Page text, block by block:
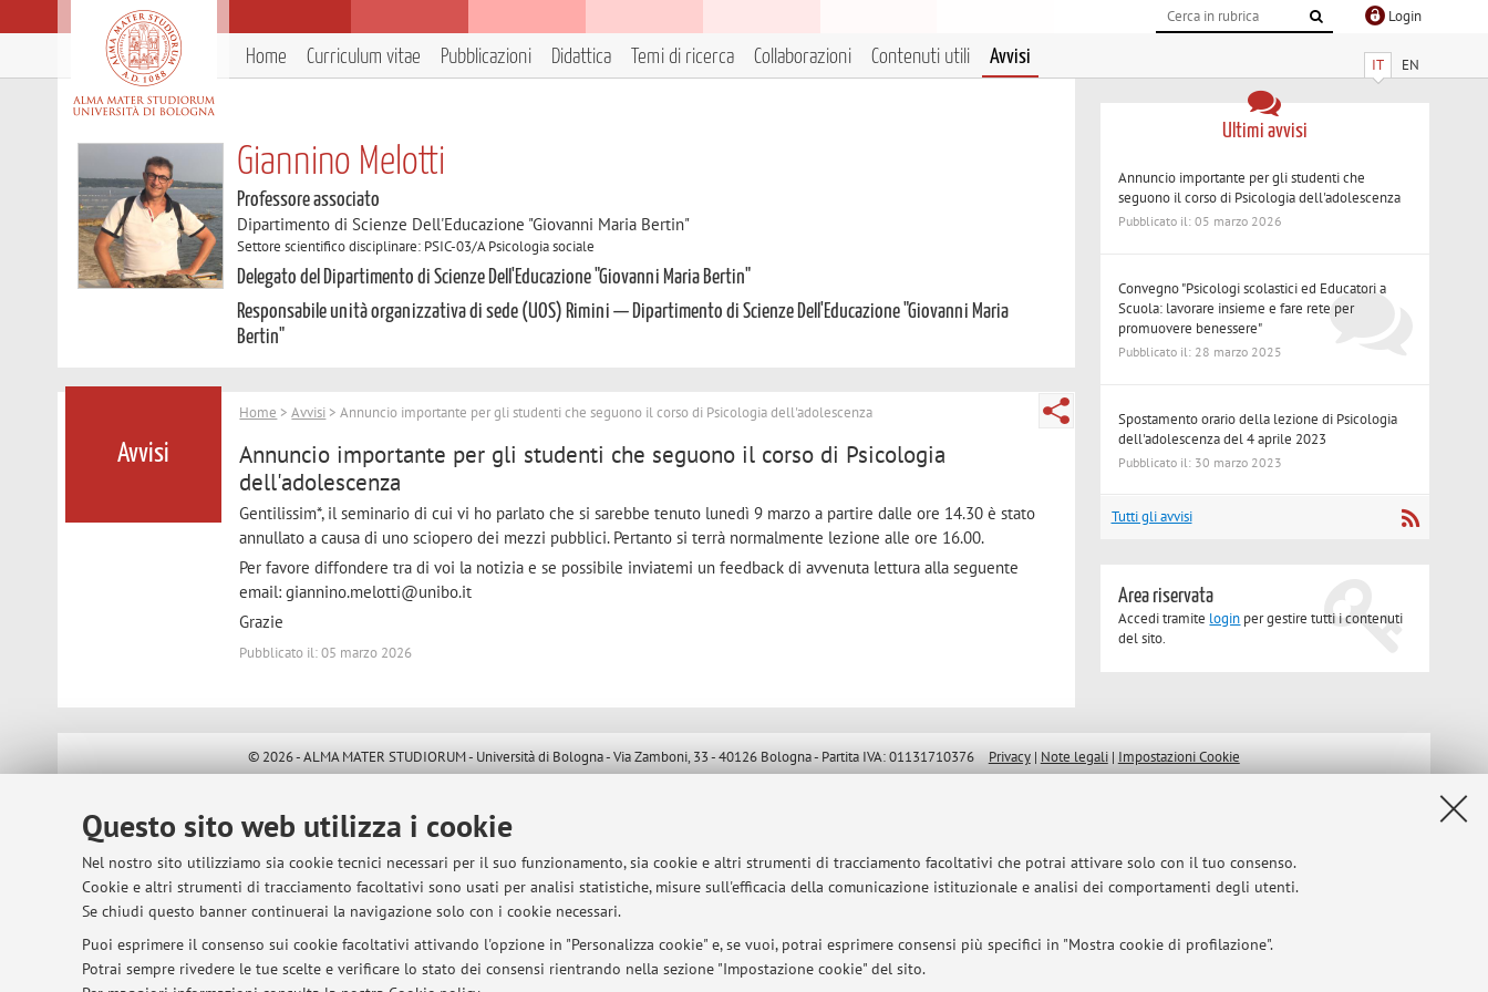
Questo sito web utilizza i cookie
Nel nostro sito utilizziamo sia cookie tecnici necessari per il suo funzionamento, sia cookie e altri strumenti di tracciamento facoltativi che potrai attivare solo con il tuo consenso.
Cookie e altri strumenti di tracciamento facoltativi sono usati per analisi statistiche, misure sull'efficacia della comunicazione istituzionale e analisi dei comportamenti degli utenti.
Se chiudi questo banner continuerai la navigazione solo con i cookie necessari.
Puoi esprimere il consenso sui cookie facoltativi attivando l'opzione in "Personalizza cookie" e, se vuoi, potrai esprimere consensi più specifici in "Mostra cookie di profilazione".
Potrai sempre rivedere le tue scelte e verificare lo stato dei consensi rientrando nella sezione "Impostazione cookie" del sito.
Login
IT EN
Home Curriculum vitae Pubblicazioni Didattica Temi di ricerca Collaborazioni Contenuti utili Avvisi
Giannino Melotti
Professore associato
Dipartimento di Scienze Dell'Educazione "Giovanni Maria Bertin"
Settore scientifico disciplinare: PSIC-03/A Psicologia sociale
Delegato del Dipartimento di Scienze Dell'Educazione "Giovanni Maria Bertin"
Responsabile unità organizzativa di sede (UOS) Rimini — Dipartimento di Scienze Dell'Educazione "Giovanni Maria
Bertin"
Avvisi
Home >Avvisi > Annuncio importante per gli studenti che seguono il corso di Psicologia dell'adolescenza
Annuncio importante per gli studenti che seguono il corso di Psicologia
dell'adolescenza
Gentilissim*, il seminario di cui vi ho parlato che si sarebbe tenuto lunedì 9 marzo a partire dalle ore 14.30 è stato
annullato a causa di uno sciopero dei mezzi pubblici. Pertanto si terrà normalmente lezione alle ore 16.00.
Per favore diffondere tra di voi la notizia e se possibile inviatemi un feedback di avvenuta lettura alla seguente
email: giannino.melotti@unibo.it
Grazie
Pubblicato il: 05 marzo 2026
Ultimi avvisi
Annuncio importante per gli studenti che
seguono il corso di Psicologia dell'adolescenza
Pubblicato il: 05 marzo 2026
Convegno "Psicologi scolastici ed Educatori a
Scuola: lavorare insieme e fare rete per
promuovere benessere"
Pubblicato il: 28 marzo 2025
Spostamento orario della lezione di Psicologia
dell'adolescenza del 4 aprile 2023
Pubblicato il: 30 marzo 2023
Tutti gli avvisi
Area riservata
Accedi tramite login per gestire tutti i contenuti
del sito.
© 2026 - ALMA MATER STUDIORUM - Università di Bologna - Via Zamboni, 33 - 40126 Bologna - Partita IVA: 01131710376 Privacy| Note legali| Impostazioni Cookie